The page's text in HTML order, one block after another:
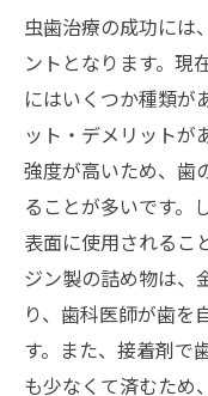
虫歯治療の成功には
ントとなります。現
にはいくつか種類が
ット・デメリットが
強度が高いため、歯
ることが多いです。
表面に使用されるこ
ジン製の詰め物は、
り、歯科医師が歯を
す。また、接着剤で
も少なくて済むため